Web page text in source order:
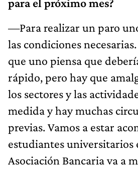
—Para realizar un paro
las condiciones
que uno piensa que
rápido, pero hay que
los sectores y las
medida y hay muchas
previas. Vamos a estar
estudiantes universitarios
Asociación Bancaria va a